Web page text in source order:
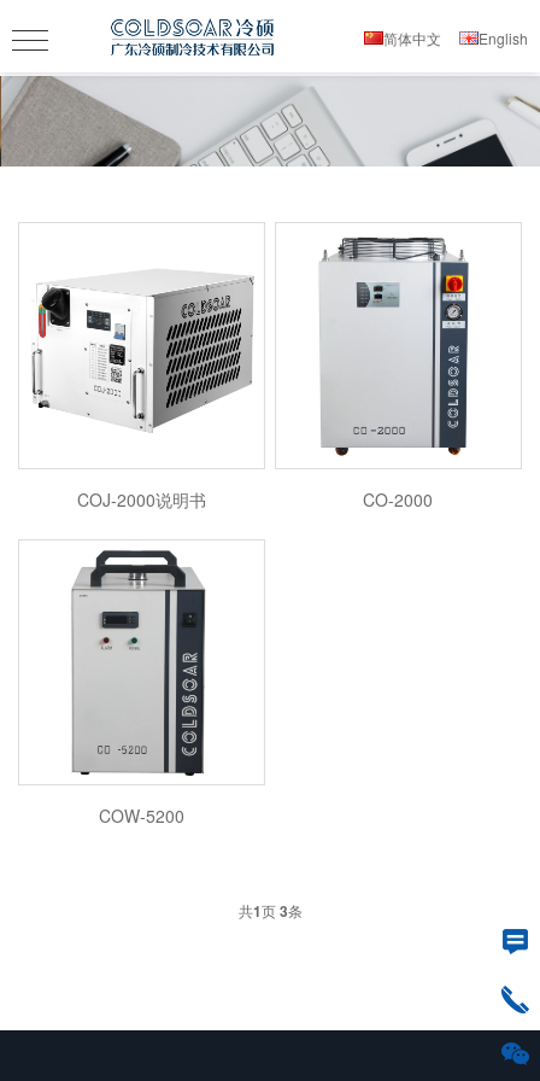
简体中文 English
COJ-2000说明书 CO-2000
COW-5200
共1页3条